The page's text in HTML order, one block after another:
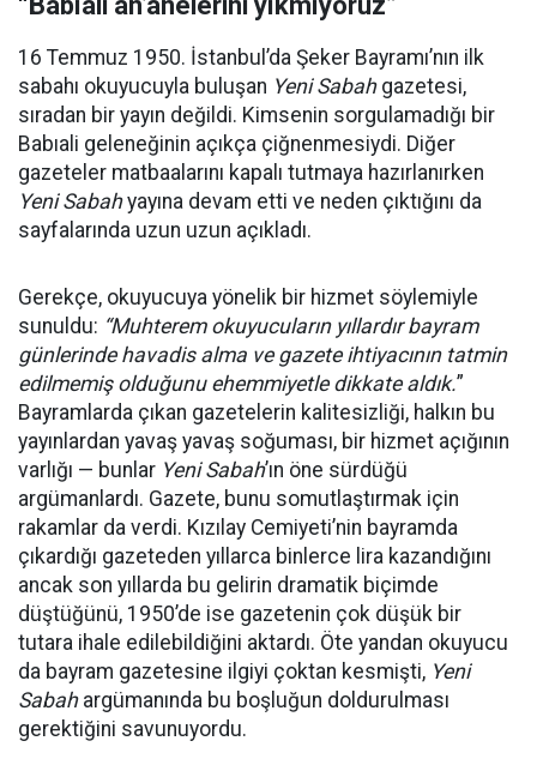
16 Temmuz 1950. İstanbul’da Şeker Bayramı’nın ilk
sabahı okuyucuyla buluşan Yeni Sabahgazetesi,
sıradan bir yayın değildi. Kimsenin sorgulamadığı bir
Babıali geleneğinin açıkça çiğnenmesiydi. Diğer
gazeteler matbaalarını kapalı tutmaya hazırlanırken
Yeni Sabahyayına devam etti ve neden çıktığını da
sayfalarında uzun uzun açıkladı.
Gerekçe, okuyucuya yönelik bir hizmet söylemiyle
sunuldu: “Muhterem okuyucuların yıllardır bayram
günlerinde havadis alma ve gazete ihtiyacının tatmin
edilmemiş olduğunu ehemmiyetle dikkate aldık.”
Bayramlarda çıkan gazetelerin kalitesizliği, halkın bu
yayınlardan yavaş yavaş soğuması, bir hizmet açığının
varlığı — bunlar Yeni Sabah’ın öne sürdüğü
argümanlardı. Gazete, bunu somutlaştırmak için
rakamlar da verdi. Kızılay Cemiyeti’nin bayramda
çıkardığı gazeteden yıllarca binlerce lira kazandığını
ancak son yıllarda bu gelirin dramatik biçimde
düştüğünü, 1950’de ise gazetenin çok düşük bir
tutara ihale edilebildiğini aktardı. Öte yandan okuyucu
da bayram gazetesine ilgiyi çoktan kesmişti, Yeni
Sabahargümanında bu boşluğun doldurulması
gerektiğini savunuyordu.